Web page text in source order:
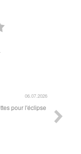
06.07.2026
pour l'éclipse